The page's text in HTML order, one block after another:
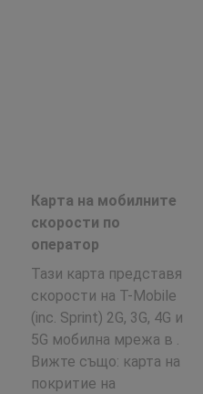
Карта на мобилните
скорости по
оператор
Тази карта представя
скорости на T-Mobile
(inc. Sprint) 2G, 3G, 4G и
5G мобилна мрежа в .
Вижте също: карта на
покритие на